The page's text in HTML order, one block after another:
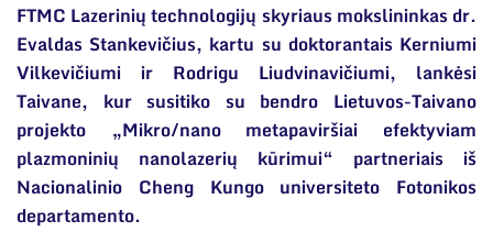
FTMC Lazerinių technologijų skyriaus mokslininkas dr.
Evaldas Stankevičius, kartu su doktorantais Kerniumi
Vilkevičiumi ir Rodrigu Liudvinavičiumi, lankėsi
Taivane, kur susitiko su bendro Lietuvos-Taivano
projekto „Mikro/nano metapaviršiai efektyviam
plazmoninių nanolazerių kūrimui“ partneriais iš
Nacionalinio Cheng Kungo universiteto Fotonikos
departamento.